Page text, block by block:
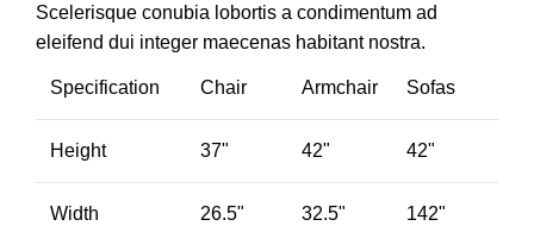
Scelerisque conubia lobortis a condimentum ad
eleifend dui integer maecenas habitant nostra.
Specification Chair Armchair Sofas
Height 37" 42" 42"
Width 26.5" 32.5" 142"